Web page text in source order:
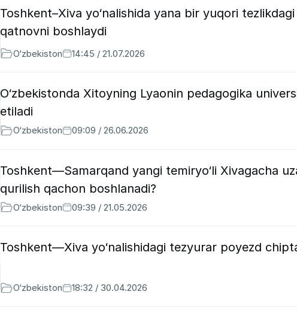
Toshkent–Xiva yo‘nalishida yana bir yuqori
qatnovni boshlaydi
O‘zbekiston 14:45 / 21.07.2026
O‘zbekistonda Xitoyning Lyaonin pedagogika
etiladi
O‘zbekiston 09:09 / 26.06.2026
Toshkent—Samarqand yangi temiryo‘li Xivagacha
qurilish qachon boshlanadi?
O‘zbekiston 09:39 / 21.05.2026
Toshkent—Xiva yo‘nalishidagi tezyurar poyezd
O‘zbekiston 18:32 / 30.04.2026